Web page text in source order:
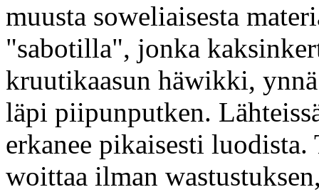
muusta soweliaisesta
"sabotilla", jonka
kruutikaasun häwikki,
läpi piipunputken.
erkanee pikaisesti
woittaa ilman